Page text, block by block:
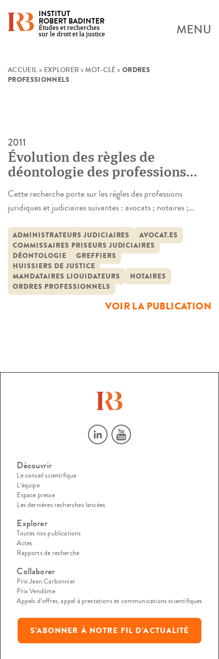
Skip
INSTITUT
ROBERT BADINTER
Études et recherches
sur le droit et la justice
MENU
ACCUEIL > EXPLORER >MOT-CLÉ > ORDRES
PROFESSIONNELS
2011
Évolution des règles de
déontologie des professions
juridiques et judiciaires
Cette recherche porte sur les règles des professions
juridiques et judiciaires suivantes : avocats ; notaires ;
judiciaires ; avocats aux conseils ; administrateurs
judiciaires et mandataires liquidateurs. La diversité
constatée des normes correspond à la spécificité des
métiers des professionnels du droit. Cette variété des
normes […]
ADMINISTRATEURS JUDICIAIRES
AVOCAT.ES
COMMISSAIRES PRISEURS JUDICIAIRES
DÉONTOLOGIE
GREFFIERS
HUISSIERS DE JUSTICE
MANDATAIRES LIQUIDATEURS
NOTAIRES
ORDRES PROFESSIONNELS
VOIR LA PUBLICATION
Découvrir
Le conseil scientifique
L’équipe
Espace presse
Les dernières recherches lancées
Explorer
Toutes nos publications
Actes
Rapports de recherche
Collaborer
Prix Jean Carbonnier
Prix Vendôme
Appels d’offres, appel à prestations et communications scientifiques
S'ABONNER À NOTRE FIL D'ACTUALITÉ